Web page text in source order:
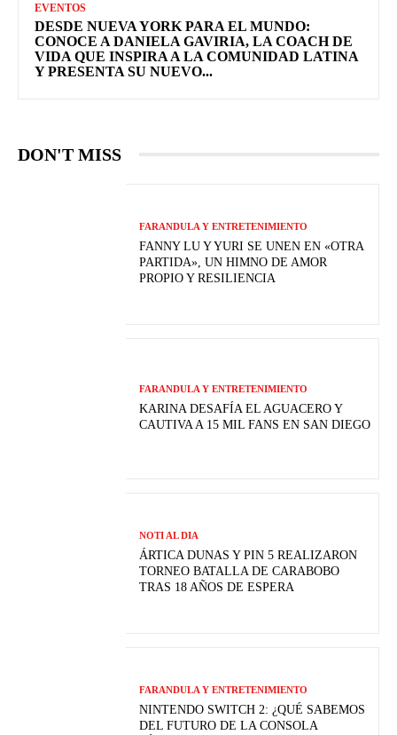
EVENTOS
DESDE NUEVA YORK PARA EL MUNDO:
CONOCE A DANIELA GAVIRIA, LA COACH DE
VIDA QUE INSPIRA A LA COMUNIDAD LATINA
Y PRESENTA SU NUEVO...
DON'T MISS
FARANDULA Y ENTRETENIMIENTO
FANNY LU Y YURI SE UNEN EN «OTRA
PARTIDA», UN HIMNO DE AMOR
PROPIO Y RESILIENCIA
FARANDULA Y ENTRETENIMIENTO
KARINA DESAFÍA EL AGUACERO Y
CAUTIVA A 15 MIL FANS EN SAN DIEGO
NOTI AL DIA
ÁRTICA DUNAS Y PIN 5 REALIZARON
TORNEO BATALLA DE CARABOBO
TRAS 18 AÑOS DE ESPERA
FARANDULA Y ENTRETENIMIENTO
NINTENDO SWITCH 2: ¿QUÉ SABEMOS
DEL FUTURO DE LA CONSOLA